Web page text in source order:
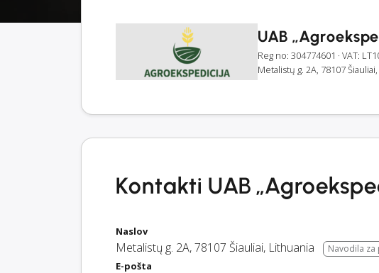
UAB
Reg no: 304774601 · VAT:
Metalistų g. 2A, 78107
Kontakti UAB
Naslov
Metalistų g. 2A,78107 Šiauliai, Lithuania Navodila za
E-pošta